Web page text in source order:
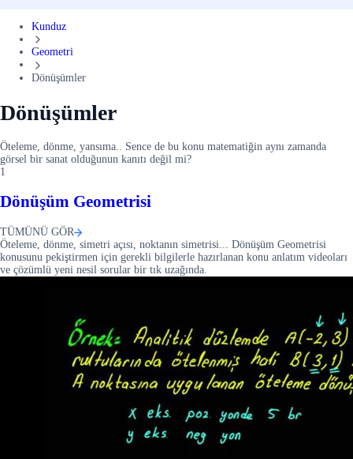
Kunduz
Geometri
Dönüşümler
Dönüşümler
Öteleme, dönme, yansıma.. Sence de bu konu matematiğin aynı zamanda
görsel bir sanat olduğunun kanıtı değil mi?
1
Dönüşüm Geometrisi
TÜMÜNÜ GÖR
Öteleme, dönme, simetri açısı, noktanın simetrisi... Dönüşüm Geometrisi
konusunu pekiştirmen için gerekli bilgilerle hazırlanan konu anlatım videoları
ve çözümlü yeni nesil sorular bir tık uzağında.